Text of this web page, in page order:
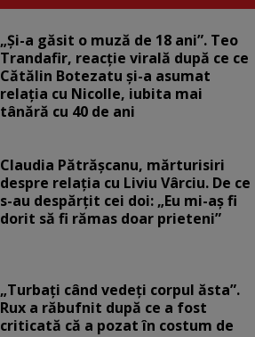
„Și-a găsit o muză de 18 ani”. Teo
Trandafir, reacție virală după ce ce
Cătălin Botezatu și-a asumat
relația cu Nicolle, iubita mai
tânără cu 40 de ani
Claudia Pătrășcanu, mărturisiri
despre relația cu Liviu Vârciu. De ce
s-au despărțit cei doi: „Eu mi-aș fi
dorit să fi rămas doar prieteni”
„Turbați când vedeți corpul ăsta”.
Rux a răbufnit după ce a fost
criticată că a pozat în costum de